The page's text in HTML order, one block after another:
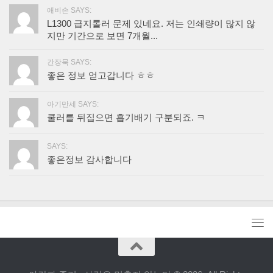
애비손 SAYS:
L1300 급지롤러 문제 있네요. 저는 인쇄량이 많지 않
지만 기간으로 보면 7개월...
간장묵 SAYS:
좋은 정보 얻고갑니다 ㅎㅎ
아기만세 SAYS:
쿨러를 뒤집으면 흡기배기 구분되죠. ㅋ
SAYS:
좋은정보 감사합니다